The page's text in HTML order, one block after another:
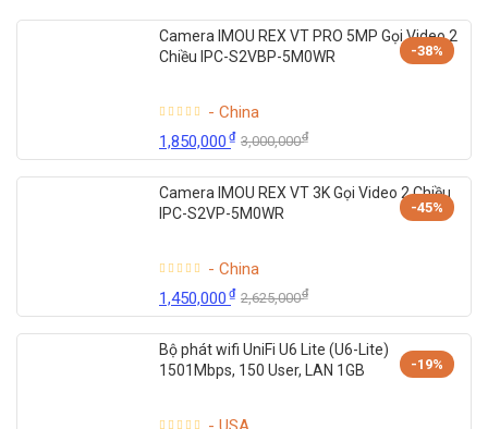
-38%
Camera IMOU REX VT PRO 5MP Gọi Video 2
Chiều IPC-S2VBP-5M0WR
- China
1,850,000₫ 3,000,000₫
-45%
Camera IMOU REX VT 3K Gọi Video 2 Chiều
IPC-S2VP-5M0WR
- China
1,450,000₫ 2,625,000₫
-19%
Bộ phát wifi UniFi U6 Lite (U6-Lite)
1501Mbps, 150 User, LAN 1GB